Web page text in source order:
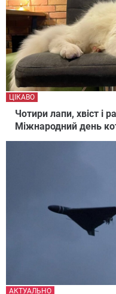
Чотири лапи, хвіст і
Міжнародний день
ЦІКАВО
АКТУАЛЬНО